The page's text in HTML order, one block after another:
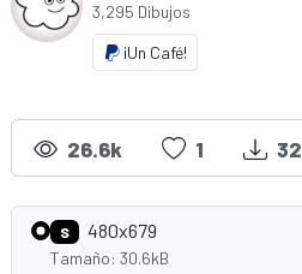
3,295 Dibujos
¡Un Café!
26.6k 1 32
S 480x679
Tamaño: 30.6kB